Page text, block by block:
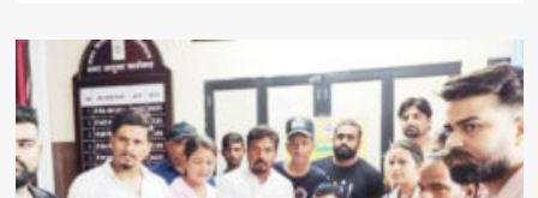
हरियाणा
हिंसा
को
लेकर
विहिप-
बजरंग
दल